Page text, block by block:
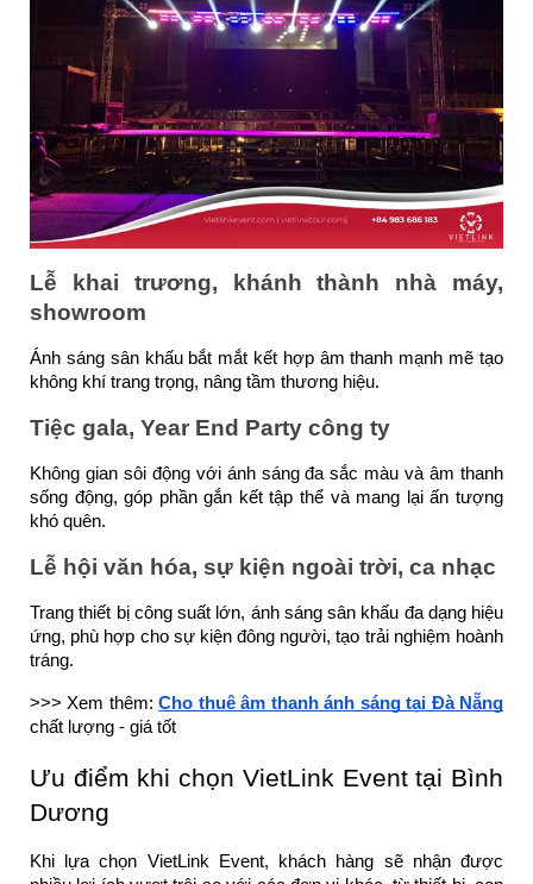
Lễ khai trương, khánh thành nhà máy,
showroom
Ánh sáng sân khấu bắt mắt kết hợp âm thanh mạnh mẽ tạo
không khí trang trọng, nâng tầm thương hiệu.
Tiệc gala, Year End Party công ty
Không gian sôi động với ánh sáng đa sắc màu và âm thanh
sống động, góp phần gắn kết tập thể và mang lại ấn tượng
khó quên.
Lễ hội văn hóa, sự kiện ngoài trời, ca nhạc
Trang thiết bị công suất lớn, ánh sáng sân khấu đa dạng hiệu
ứng, phù hợp cho sự kiện đông người, tạo trải nghiệm hoành
tráng.
>>> Xem thêm:Cho thuê âm thanh ánh sáng tại Đà Nẵng
chất lượng - giá tốt
Ưu điểm khi chọn VietLink Event tại Bình
Dương
Khi lựa chọn VietLink Event, khách hàng sẽ nhận được